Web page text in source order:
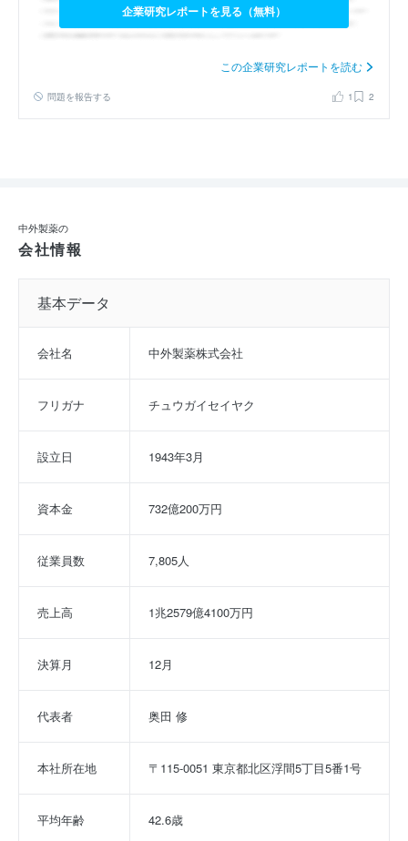
企業研究レポートを見る（無料）
この企業研究レポートを読む
問題を報告する 1 2
中外製薬の
会社情報
基本データ
会社名 中外製薬株式会社
フリガナ チュウガイセイヤク
設立日 1943年3月
資本金 732億200万円
従業員数 7,805人
売上高 1兆2579億4100万円
決算月 12月
代表者 奥田 修
本社所在地 〒115-0051 東京都北区浮間5丁目5番1号
平均年齢 42.6歳